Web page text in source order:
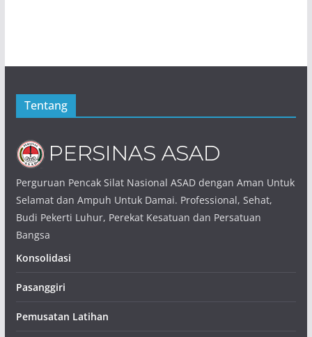
Tentang
Perguruan Pencak Silat Nasional ASAD dengan Aman Untuk
Selamat dan Ampuh Untuk Damai. Professional, Sehat,
Budi Pekerti Luhur, Perekat Kesatuan dan Persatuan
Bangsa
Konsolidasi
Pasanggiri
Pemusatan Latihan